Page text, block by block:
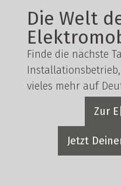
Die Welt
Finde die nächste
vieles mehr auf
Zur
Jetzt